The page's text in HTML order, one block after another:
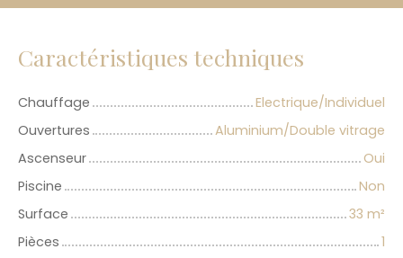
Caractéristiques techniques
Chauffage
Electrique/Individuel
Ouvertures
Aluminium/Double vitrage
Ascenseur
Oui
Piscine
Non
Surface
33 m²
Pièces
1